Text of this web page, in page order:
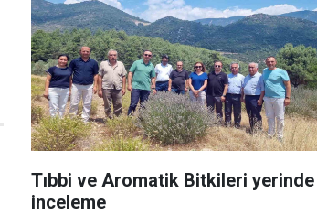
Tıbbi ve Aromatik Bitkileri yerinde
inceleme